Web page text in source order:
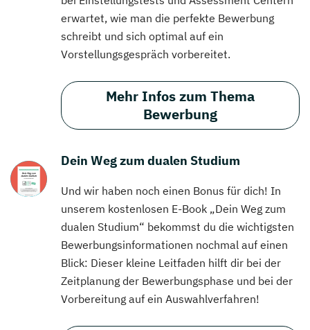
erwartet, wie man die perfekte Bewerbung
schreibt und sich optimal auf ein
Vorstellungsgespräch vorbereitet.
Mehr Infos zum Thema
Bewerbung
Dein Weg zum dualen Studium
Und wir haben noch einen Bonus für dich! In
unserem kostenlosen E-Book „Dein Weg zum
dualen Studium“ bekommst du die wichtigsten
Bewerbungsinformationen nochmal auf einen
Blick: Dieser kleine Leitfaden hilft dir bei der
Zeitplanung der Bewerbungsphase und bei der
Vorbereitung auf ein Auswahlverfahren!